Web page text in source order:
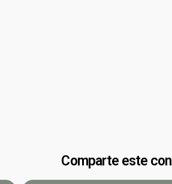
Comparte este